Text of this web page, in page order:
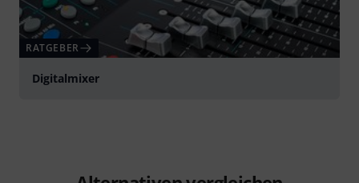
RATGEBER
Digitalmixer